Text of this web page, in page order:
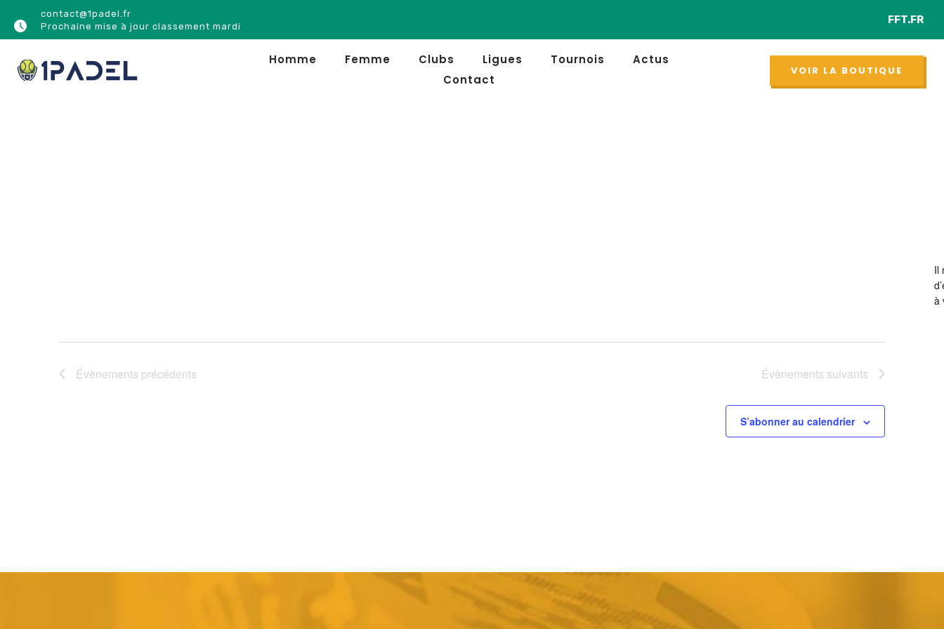
contact@1padel.fr
Prochaine mise à jour classement mardi
NOUVEAU
FFT.FR
Homme Femme Clubs Ligues Tournois
Actus
Contact
VOIR LA BOUTIQUE
Il
à
Évènements précédents Évènements suivants
S’abonner au calendrier